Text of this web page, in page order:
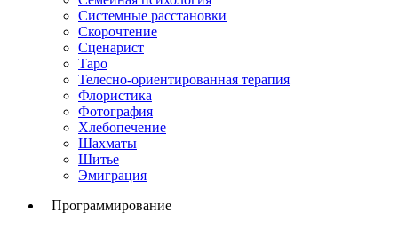
Системные расстановки
Скорочтение
Сценарист
Таро
Телесно-ориентированная терапия
Флористика
Фотография
Хлебопечение
Шахматы
Шитье
Эмиграция
Программирование